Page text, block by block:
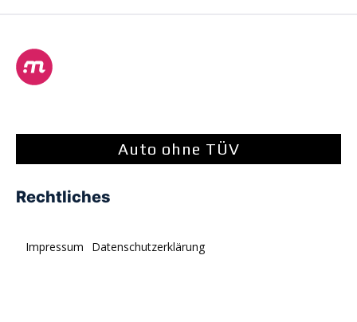
Auto ohne TÜV
Rechtliches
Impressum Datenschutzerklärung